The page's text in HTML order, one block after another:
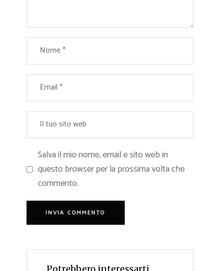
Salva il mio nome, email e sito web in
questo browser per la prossima volta che
commento.
Potrebbero interessarti